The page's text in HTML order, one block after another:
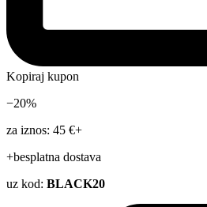
Kopiraj kupon
−20%
za iznos: 45 €+
+besplatna dostava
uz kod: BLACK20